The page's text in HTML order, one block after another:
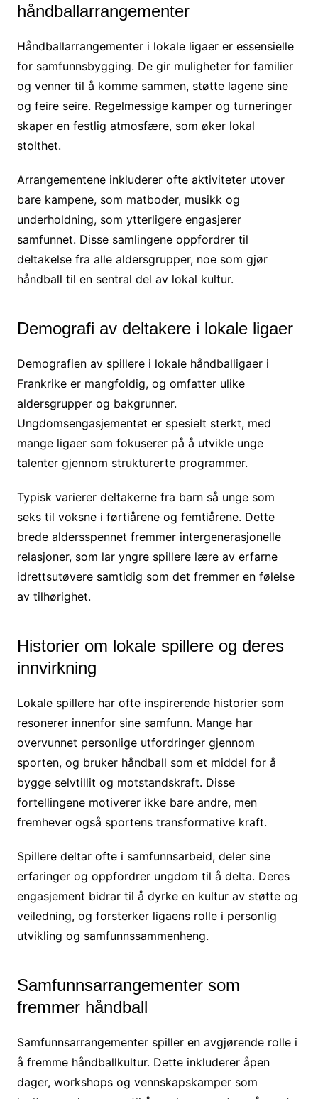
håndballarrangementer
Håndballarrangementer i lokale ligaer er essensielle
for samfunnsbygging. De gir muligheter for familier
og venner til å komme sammen, støtte lagene sine
og feire seire. Regelmessige kamper og turneringer
skaper en festlig atmosfære, som øker lokal
stolthet.
Arrangementene inkluderer ofte aktiviteter utover
bare kampene, som matboder, musikk og
underholdning, som ytterligere engasjerer
samfunnet. Disse samlingene oppfordrer til
deltakelse fra alle aldersgrupper, noe som gjør
håndball til en sentral del av lokal kultur.
Demografi av deltakere i lokale ligaer
Demografien av spillere i lokale håndballigaer i
Frankrike er mangfoldig, og omfatter ulike
aldersgrupper og bakgrunner.
Ungdomsengasjementet er spesielt sterkt, med
mange ligaer som fokuserer på å utvikle unge
talenter gjennom strukturerte programmer.
Typisk varierer deltakerne fra barn så unge som
seks til voksne i førtiårene og femtiårene. Dette
brede aldersspennet fremmer intergenerasjonelle
relasjoner, som lar yngre spillere lære av erfarne
idrettsutøvere samtidig som det fremmer en følelse
av tilhørighet.
Historier om lokale spillere og deres
innvirkning
Lokale spillere har ofte inspirerende historier som
resonerer innenfor sine samfunn. Mange har
overvunnet personlige utfordringer gjennom
sporten, og bruker håndball som et middel for å
bygge selvtillit og motstandskraft. Disse
fortellingene motiverer ikke bare andre, men
fremhever også sportens transformative kraft.
Spillere deltar ofte i samfunnsarbeid, deler sine
erfaringer og oppfordrer ungdom til å delta. Deres
engasjement bidrar til å dyrke en kultur av støtte og
veiledning, og forsterker ligaens rolle i personlig
utvikling og samfunnssammenheng.
Samfunnsarrangementer som
fremmer håndball
Samfunnsarrangementer spiller en avgjørende rolle i
å fremme håndballkultur. Dette inkluderer åpen
dager, workshops og vennskapskamper som